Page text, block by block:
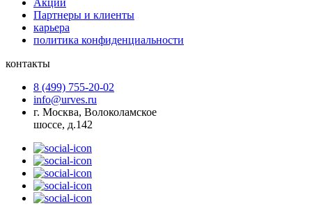
Акции
Партнеры и клиенты
карьера
политика конфиденциальности
контакты
8 (499) 755-20-02
info@urves.ru
г. Москва, Волоколамское
шоссе, д.142